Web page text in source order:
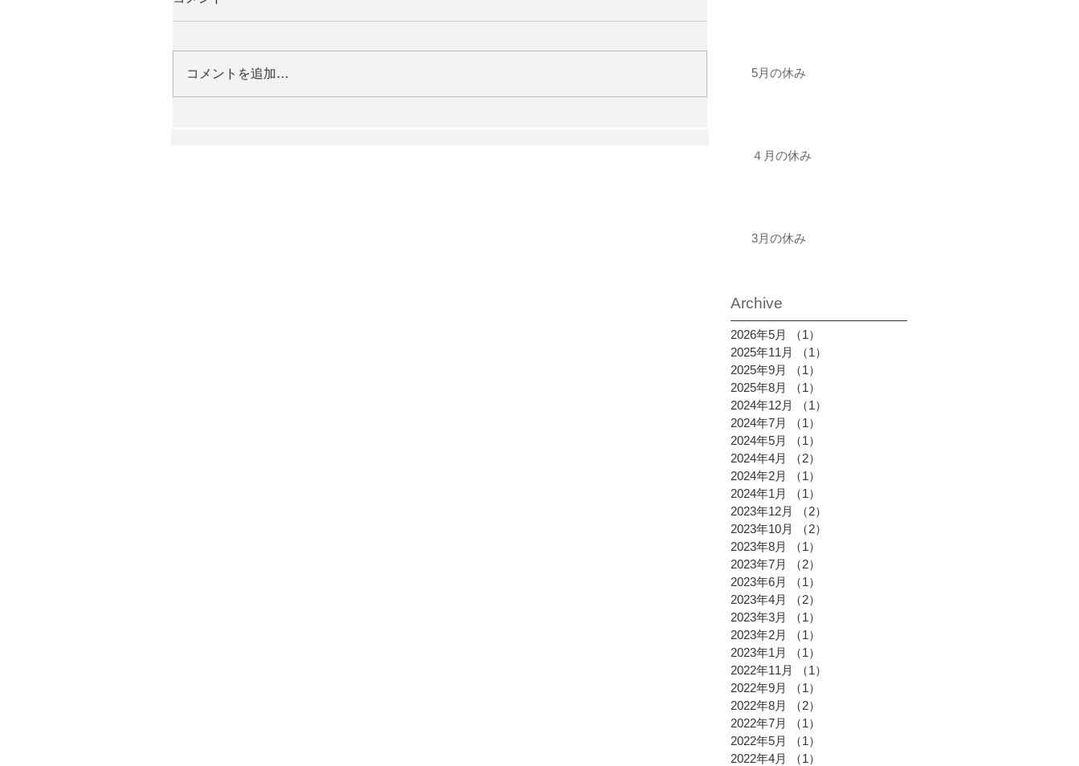
コメントを追加… 5月の休み
４月の休み
3月の休み
Archive
2026年5月 （1）
2025年11月
（1）
2025年9月
（1）
2025年8月
（1）
2024年12月
（1）
2024年7月
（1）
2024年5月
（1）
2024年4月
（2）
2024年2月
（1）
2024年1月
（1）
2023年12月
（2）
2023年10月
（2）
2023年8月
（1）
2023年7月
（2）
2023年6月
（1）
2023年4月
（2）
2023年3月
（1）
2023年2月
（1）
2023年1月
（1）
2022年11月
（1）
2022年9月
（1）
2022年8月
（2）
2022年7月
（1）
2022年5月
（1）
2022年4月
（1）